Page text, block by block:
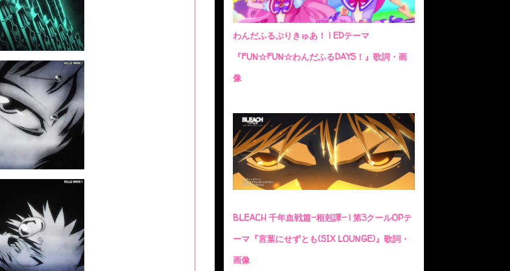
わんだふるぷりきゅあ！ | EDテーマ
『FUN☆FUN☆わんだふるDAYS！』歌詞・画
像
BLEACH 千年血戦篇-相剋譚- | 第3クールOPテ
ーマ『言葉にせずとも(SIX LOUNGE)』歌詞・
画像